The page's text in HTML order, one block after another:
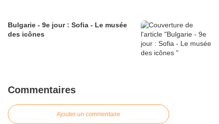
Bulgarie - 9e jour : Sofia - Le musée
des icônes
Commentaires
Ajouter un commentaire